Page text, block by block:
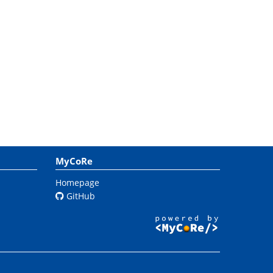
MyCoRe
Homepage
GitHub